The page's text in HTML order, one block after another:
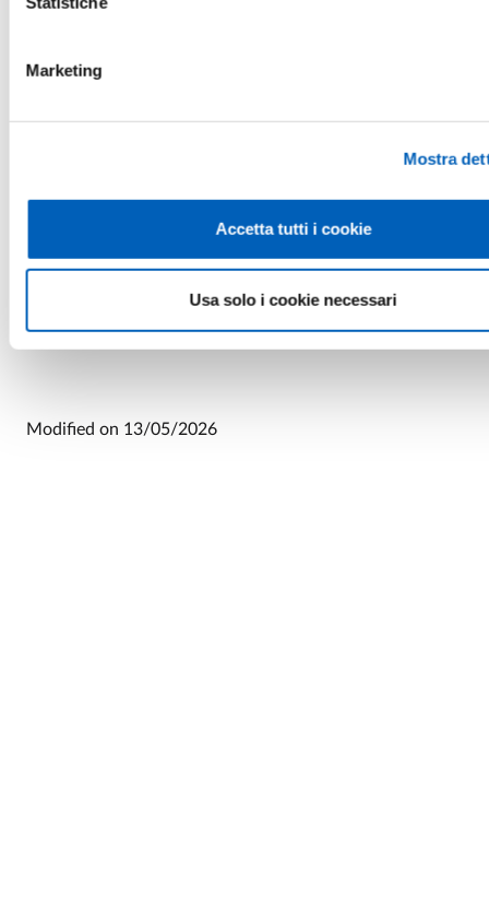
Marketing
Mostra
Accetta tutti i cookie
Usa solo i cookie necessari
11 giugno, ore 14.30 in Aula dei Cavalieri
-Antonia Sandrolini
Info:progetto.orione@unipr.it
PDF PROGRAMMA
Modified on 13/05/2026